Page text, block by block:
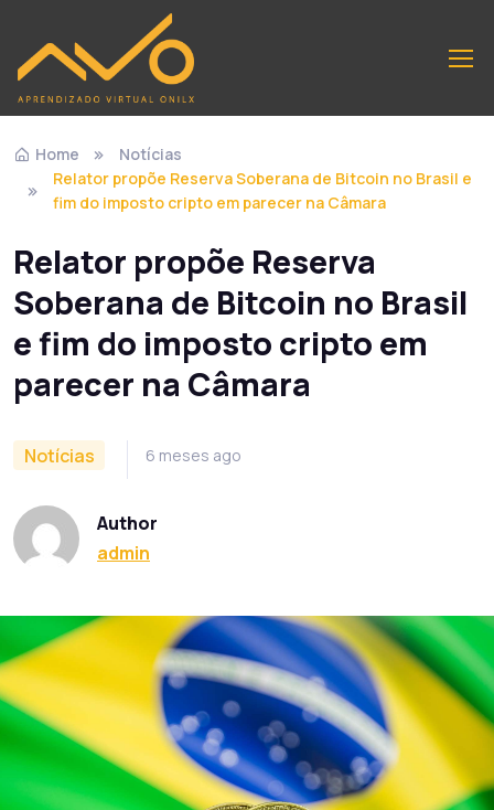
Home
Notícias
Relator propõe Reserva Soberana de Bitcoin no Brasil e
fim do imposto cripto em parecer na Câmara
Relator propõe Reserva
Soberana de Bitcoin no Brasil
e fim do imposto cripto em
parecer na Câmara
Notícias 6 meses ago
Author
admin